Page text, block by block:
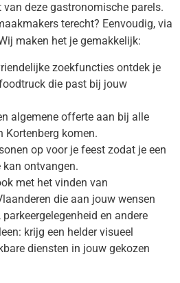
van deze gastronomische parels.
terecht? Eenvoudig, via
maken het je gemakkelijk:
zoekfuncties ontdek je
die past bij jouw
algemene offerte aan bij alle
komen.
op voor je feest zodat je een
ontvangen.
met het vinden van
die aan jouw wensen
en andere
krijg een helder visueel
diensten in jouw gekozen